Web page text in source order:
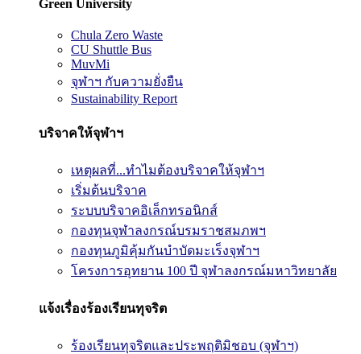
Green University
Chula Zero Waste
CU Shuttle Bus
MuvMi
จุฬาฯ กับความยั่งยืน
Sustainability Report
บริจาคให้จุฬาฯ
เหตุผลที่...ทำไมต้องบริจาคให้จุฬาฯ
เริ่มต้นบริจาค
ระบบบริจาคอิเล็กทรอนิกส์
กองทุนจุฬาลงกรณ์บรมราชสมภพฯ
กองทุนภูมิคุ้มกันบำบัดมะเร็งจุฬาฯ
โครงการอุทยาน 100 ปี จุฬาลงกรณ์มหาวิทยาลัย
แจ้งเรื่องร้องเรียนทุจริต
ร้องเรียนทุจริตและประพฤติมิชอบ (จุฬาฯ)